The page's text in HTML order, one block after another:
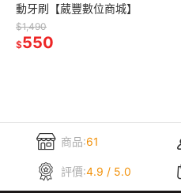
動牙刷【葳豐數位商城】
$1,490
$550
商品:61
評價:4.9 / 5.0